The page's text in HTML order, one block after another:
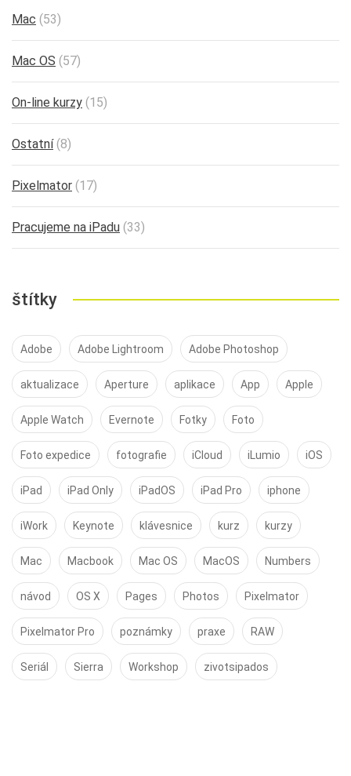
Mac (53)
Mac OS (57)
On-line kurzy (15)
Ostatní(8)
Pixelmator (17)
Pracujeme na iPadu (33)
štítky
Adobe Adobe Lightroom Adobe Photoshop
aktualizace Aperture aplikace App Apple
Apple Watch Evernote Fotky Foto
Foto expedice fotografie iCloud iLumio iOS
iPad iPad Only iPadOS iPad Pro iphone
iWork Keynote klávesnice kurz kurzy
Mac Macbook Mac OS MacOS Numbers
návod OS X Pages Photos Pixelmator
Pixelmator Pro poznámky praxe RAW
Seriál Sierra Workshop zivotsipados